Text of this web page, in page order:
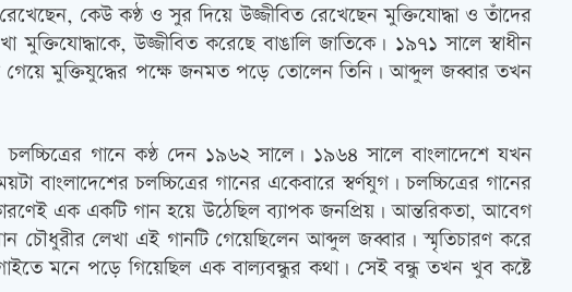
কেউ কণ্ঠ ও সুর দিয়ে উজ্জীবিত রেখেছেন মুক্তিযোদ্ধা ও তাঁদের
উজ্জীবিত করেছে বাঙালি জাতিকে। ১৯৭১ সালে স্বাধীন
গেয়ে মুক্তিযুদ্ধের পক্ষে জনমত পড়ে তোলেন তিনি। আব্দুল জব্বার তখন
গানে কণ্ঠ দেন ১৯৬২ সালে। ১৯৬৪ সালে বাংলাদেশে যখন
চলচ্চিত্রের গানের একেবারে স্বর্ণযুগ। চলচ্চিত্রের গানের
এক একটি গান হয়ে উঠেছিল ব্যাপক জনপ্রিয়। আন্তরিকতা, আবেগ
চৌধুরীর লেখা এই গানটি গেয়েছিলেন আব্দুল জব্বার। স্মৃতিচারণ করে
মনে পড়ে গিয়েছিল এক বাল্যবন্ধুর কথা। সেই বন্ধু তখন খুব কষ্টে